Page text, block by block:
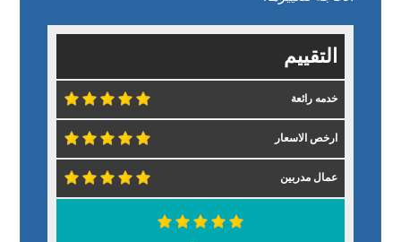
التقييم
خدمه رائعة
ارخص الاسعار
عمال مدربين